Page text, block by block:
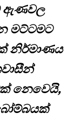
ඇණවල
මට්ටමට
නිර්මාණය
නෙවෙයි,